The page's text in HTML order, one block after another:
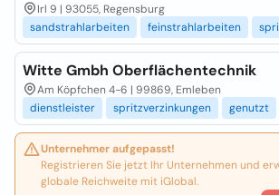
Irl 9 | 93055, Regensburg
sandstrahlarbeiten
feinstrahlarbeiten
Witte Gmbh Oberflächentechnik
Am Köpfchen 4-6 | 99869, Emleben
dienstleister
spritzverzinkungen genutzt
Unternehmer aufgepasst!
Registrieren Sie jetzt Ihr Unternehmen und
globale Reichweite mit iGlobal.